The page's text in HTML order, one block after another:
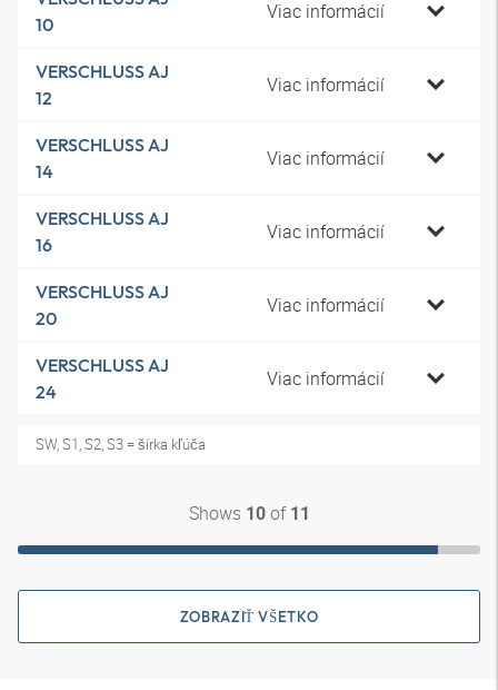
10
Viac informácií
VERSCHLUSS AJ
12
Viac informácií
VERSCHLUSS AJ
14
Viac informácií
VERSCHLUSS AJ
16
Viac informácií
VERSCHLUSS AJ
20
Viac informácií
VERSCHLUSS AJ
24
Viac informácií
SW, S1, S2, S3 = šírka kľúča
Shows 10of 11
ZOBRAZIŤ VŠETKO